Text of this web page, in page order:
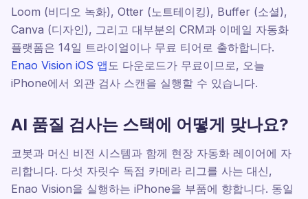
Loom (비디오 녹화), Otter (노트테이킹), Buffer (소셜),
Canva (디자인), 그리고 대부분의 CRM과 이메일 자동화
플랫폼은 14일 트라이얼이나 무료 티어로 출하합니다.
Enao Vision iOS 앱도 다운로드가 무료이므로, 오늘
iPhone에서 외관 검사 스캔을 실행할 수 있습니다.
AI 품질 검사는 스택에 어떻게 맞나요?
코봇과 머신 비전 시스템과 함께 현장 자동화 레이어에 자
리합니다. 다섯 자릿수 독점 카메라 리그를 사는 대신,
Enao Vision을 실행하는 iPhone을 부품에 향합니다. 동일